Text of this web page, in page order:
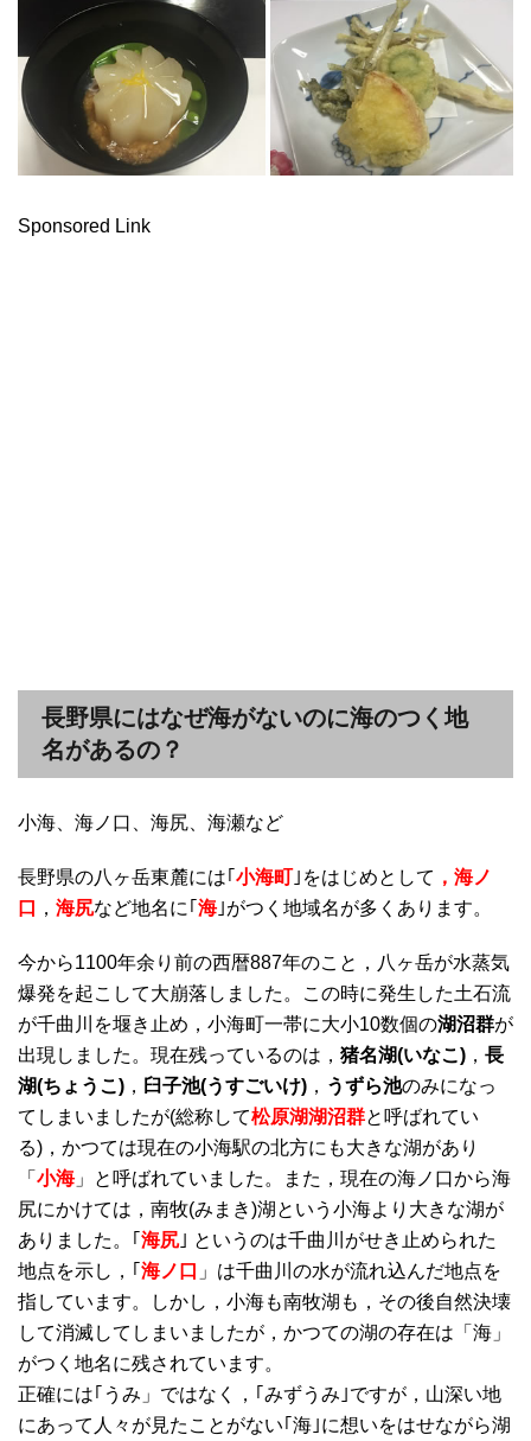
Sponsored Link
長野県にはなぜ海がないのに海のつく地
名があるの？
小海、海ノ口、海尻、海瀬など
長野県の八ヶ岳東麓には｢ 小海町｣をはじめとして ，海ノ
口
， 海尻など地名に｢ 海｣がつく地域名が多くあります。
今から1100年余り前の西暦887年のこと，八ヶ岳が水蒸気
爆発を起こして大崩落しました。この時に発生した土石流
が千曲川を堰き止め，小海町一帯に大小10数個の湖沼群が
出現しました。現在残っているのは， 猪名湖(いなこ) ， 長
湖(ちょうこ) ， 臼子池(うすごいけ) ， うずら池のみになっ
てしまいましたが(総称して松原湖湖沼群と呼ばれてい
る)，かつては現在の小海駅の北方にも大きな湖があり
「 小海」と呼ばれていました。また，現在の海ノ口から海
尻にかけては，南牧(みまき)湖という小海より大きな湖が
ありました。｢ 海尻 ｣ というのは千曲川がせき止められた
地点を示し，｢ 海ノ口 」は千曲川の水が流れ込んだ地点を
指しています。しかし，小海も南牧湖も，その後自然決壊
して消滅してしまいましたが，かつての湖の存在は「海」
がつく地名に残されています。
正確には｢うみ」ではなく，｢みずうみ｣ですが，山深い地
にあって人々が見たことがない｢海｣に想いをはせながら湖